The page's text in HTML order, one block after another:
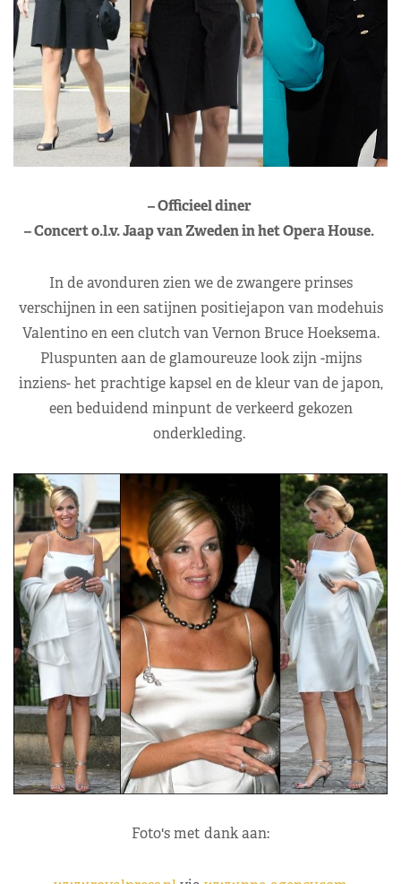
– Officieel diner
– Concert o.l.v. Jaap van Zweden in het Opera House.
In de avonduren zien we de zwangere prinses
verschijnen in een satijnen positiejapon van modehuis
Valentino en een clutch van Vernon Bruce Hoeksema.
Pluspunten aan de glamoureuze look zijn -mijns
inziens- het prachtige kapsel en de kleur van de japon,
een beduidend minpunt de verkeerd gekozen
onderkleding.
Foto's met dank aan: